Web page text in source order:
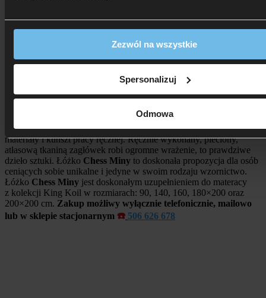
Zezwól na wszystkie
Spersonalizuj
Odmowa
Koszt dostawy ustalany indywidualnie
Dostawa na terenie województwa Kujawsko-Pomorskiego jest
indywidualnie - skontaktujemy się z Tobą. Możliwy jest także
odbiór osobisty w najbliższym salonie.
Opinie
. Oprócz wyjątkowo luksusowego
wyglądu, łączy komfort użytkowania w oparciu o najlepszej jakości
materiały i kunszt pracy ręcznej. Ręcznie wykonany, pleciony,
atłasową tkaniną zagłówek robi ogromne wrażenie, to prawdziwe
dzieło sztuki. Łóżko Chess Miny to doskonała propozycja dla osób
ceniących sobie unikalne i jedyne w swoim rodzaju wzornictwo.
Łóżko Chess Miny jest doskonałym uzupełnieniem do materacy
z kolekcji King Koil w rozmiarach: 90, 140, 160, 180×200 oraz
200×200 cm. Zakup możliwy wyłącznie telefonicznie, mailowo
lub w sklepie stacjonarnym ☎️ 506 626 678